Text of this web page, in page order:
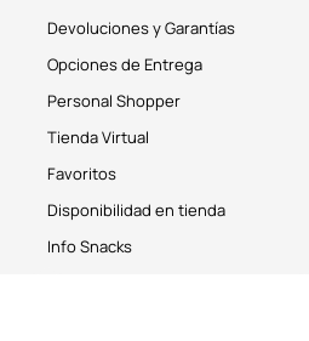
Devoluciones y Garantías
Opciones de Entrega
Personal Shopper
Tienda Virtual
Favoritos
Disponibilidad en tienda
Info Snacks